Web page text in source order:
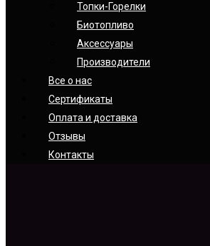
Топки-Горелки
Биотопливо
Аксессуары
Производители
Все о нас
Сертификаты
Оплата и доставка
Отзывы
Контакты